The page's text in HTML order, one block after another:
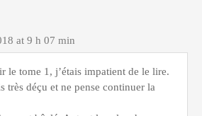
at 9 h 07 min
le tome 1, j’étais impatient de le lire.
très déçu et ne pense continuer la